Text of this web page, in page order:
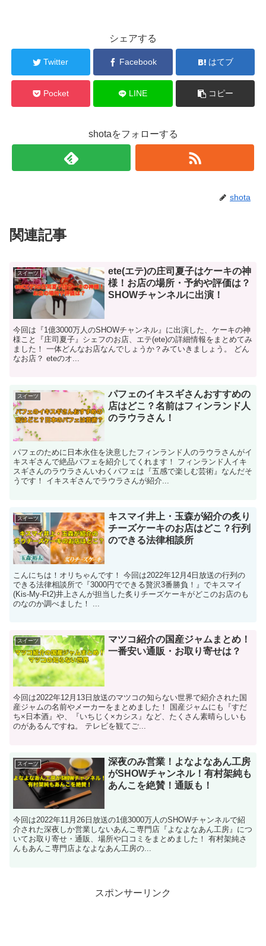
シェアする
Twitter Facebook はてブ
Pocket LINE コピー
shotaをフォローする
shota
関連記事
スイーツ
ete(エテ)の庄司夏子はケーキの神
様！お店の場所・予約や評価は？
SHOWチャンネルに出演！
今回は『1億3000万人のSHOWチャンネル』に出演した、ケーキの神
様こと『庄司夏子』シェフのお店、エテ(ete)の詳細情報をまとめてみ
ました！ 一体どんなお店なんでしょうか？みていきましょう。 どん
なお店？ eteのオ...
スイーツ
パフェのイキスギさんおすすめの
店はどこ？名前はフィンランド人
のラウラさん！
パフェのために日本永住を決意したフィンランド人のラウラさんがイ
キスギさんで絶品パフェを紹介してくれます！ フィンランド人イキ
スギさんのラウラさんいわくパフェは『五感で楽しむ芸術』なんだそ
うです！ イキスギさんでラウラさんが紹介...
スイーツ
キスマイ井上・玉森が紹介の炙り
チーズケーキのお店はどこ？行列
のできる法律相談所
こんにちは！オリちゃんです！ 今回は2022年12月4日放送の行列の
できる法律相談所で『3000円でできる贅沢3番勝負！』でキスマイ
(Kis-My-Ft2)井上さんが担当した炙りチーズケーキがどこのお店のも
のなのか調べました！ ...
スイーツ
マツコ紹介の国産ジャムまとめ！
一番安い通販・お取り寄せは？
今回は2022年12月13日放送のマツコの知らない世界で紹介された国
産ジャムの名前やメーカーをまとめました！ 国産ジャムにも『すだ
ち×日本酒』や、『いちじく×カシス』など、たくさん素晴らしいも
のがあるんですね。 テレビを観てご...
スイーツ
深夜のみ営業！よなよなあん工房
がSHOWチャンネル！有村架純も
あんこを絶賛！通販も！
今回は2022年11月26日放送の1億3000万人のSHOWチャンネルで紹
介された深夜しか営業しないあんこ専門店『よなよなあん工房』につ
いてお取り寄せ・通販、場所や口コミをまとめました！ 有村架純さ
んもあんこ専門店よなよなあん工房の...
スポンサーリンク